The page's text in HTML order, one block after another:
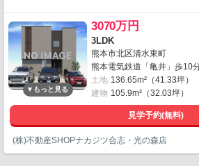
3070万円
3LDK
熊本市北区清水東町
熊本電気鉄道「亀井」歩10
土地 136.65m²（41.33坪）
建物 105.9m²（32.03坪）
見学予約(無料)
(株)不動産SHOPナカジツ合志・光の森店